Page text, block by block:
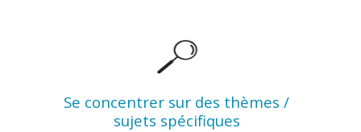
Se concentrer sur des thèmes /
sujets spécifiques